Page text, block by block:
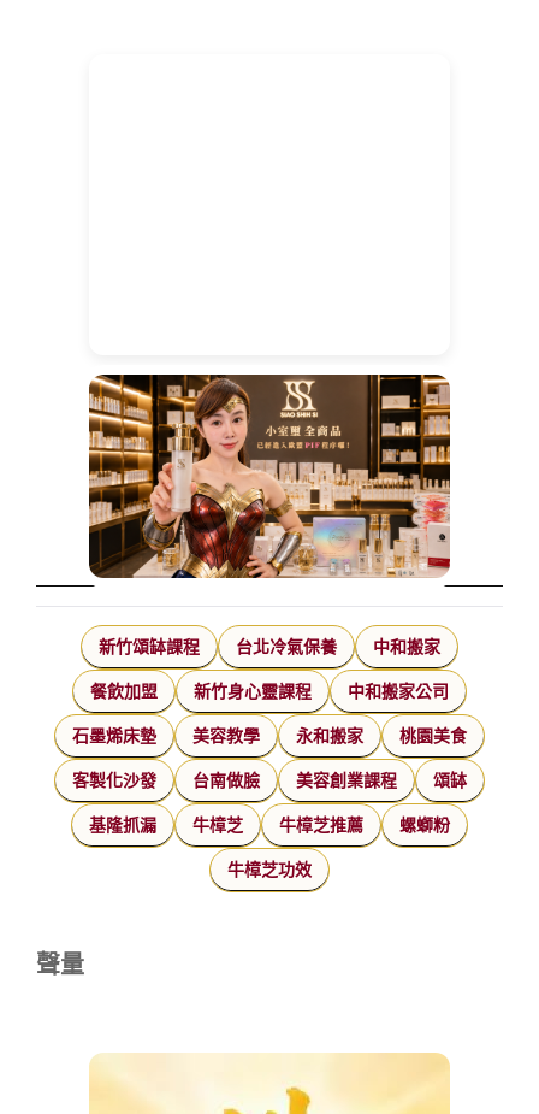
新竹頌缽課程 台北冷氣保養 中和搬家
餐飲加盟 新竹身心靈課程 中和搬家公司
石墨烯床墊 美容教學 永和搬家 桃園美食
客製化沙發 台南做臉 美容創業課程 頌缽
基隆抓漏 牛樟芝 牛樟芝推薦 螺螄粉
牛樟芝功效
聲量